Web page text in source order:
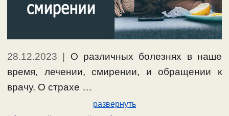
28.12.2023 | О различных болезнях в наше
время, лечении, смирении, и обращении к
врачу. О страхе …
развернуть